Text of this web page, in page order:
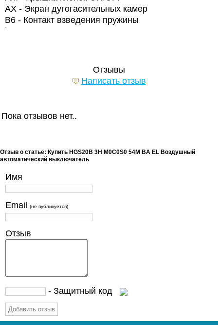
AX - Экран дугогасительных камер
B6 - Контакт взведения пружины
˙
Отзывы
Написать отзыв
Пока отзывов нет..
Отзыв о статье: Купить HGS20B 3H M0C0S0 54M BA EL Воздушный
автоматический выключатель
Имя
Email (не публикуется)
Отзыв
- Защитный код